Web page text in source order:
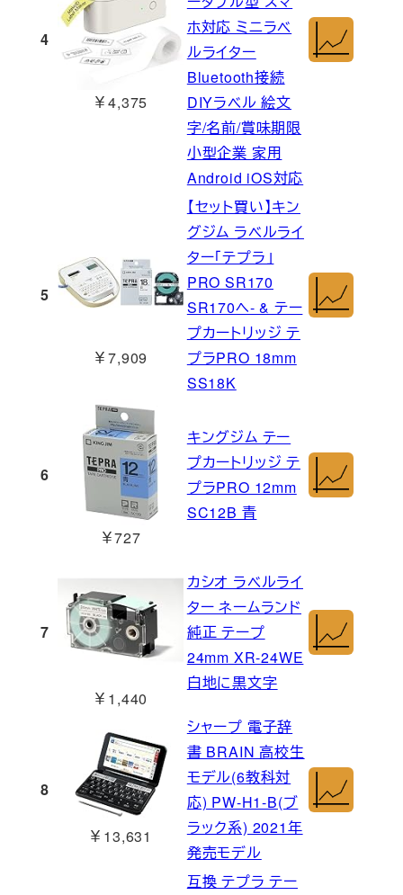
4
￥4,375
ホ対応 ミニラベ
ルライター
Bluetooth接続
DIYラベル 絵文
字/名前/賞味期限
小型企業 家用
Android iOS対応
5
￥7,909
【セット買い】キン
グジム ラベルライ
ター「テプラ」
PRO SR170
SR170ヘ- & テー
プカートリッジ テ
プラPRO 18mm
SS18K
6
￥727
キングジム テー
プカートリッジ テ
プラPRO 12mm
SC12B 青
7
￥1,440
カシオ ラベルライ
ター ネームランド
純正 テープ
24mm XR-24WE
白地に黒文字
8
￥13,631
シャープ 電子辞
書 BRAIN 高校生
モデル(6教科対
応) PW-H1-B(ブ
ラック系) 2021年
発売モデル
互換 テプラ テー